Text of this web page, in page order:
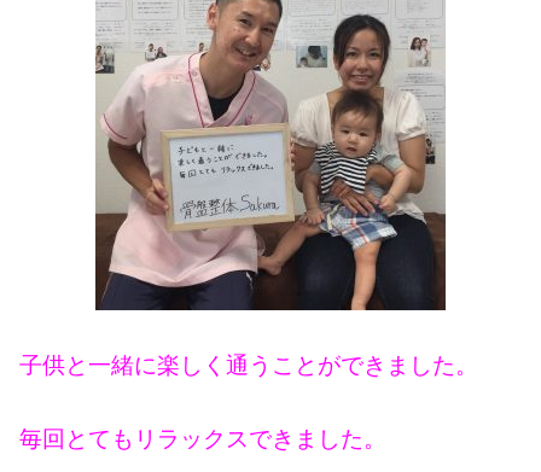
子供と一緒に楽しく通うことができました。
毎回とてもリラックスできました。